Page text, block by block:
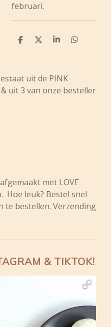
februari.
D
n
D
S
e
D
uit de PINK
& uit 3 van onze besteller
met LOVE
Hoe leuk? Bestel snel
te bestellen. Verzending
& TIKTOK!